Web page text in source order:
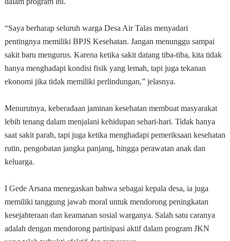
“Saya berharap seluruh warga Desa Air Talas menyadari
pentingnya memiliki BPJS Kesehatan. Jangan menunggu sampai
sakit baru mengurus. Karena ketika sakit datang tiba-tiba, kita tidak
hanya menghadapi kondisi fisik yang lemah, tapi juga tekanan
ekonomi jika tidak memiliki perlindungan,” jelasnya.
Menurutnya, keberadaan jaminan kesehatan membuat masyarakat
lebih tenang dalam menjalani kehidupan sehari-hari. Tidak hanya
saat sakit parah, tapi juga ketika menghadapi pemeriksaan kesehatan
rutin, pengobatan jangka panjang, hingga perawatan anak dan
keluarga.
I Gede Arsana menegaskan bahwa sebagai kepala desa, ia juga
memiliki tanggung jawab moral untuk mendorong peningkatan
kesejahteraan dan keamanan sosial warganya. Salah satu caranya
adalah dengan mendorong partisipasi aktif dalam program JKN